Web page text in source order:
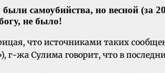
были самоубийства, но весной (за
не было!
что источниками таких
г-жа Сулима говорит, что в